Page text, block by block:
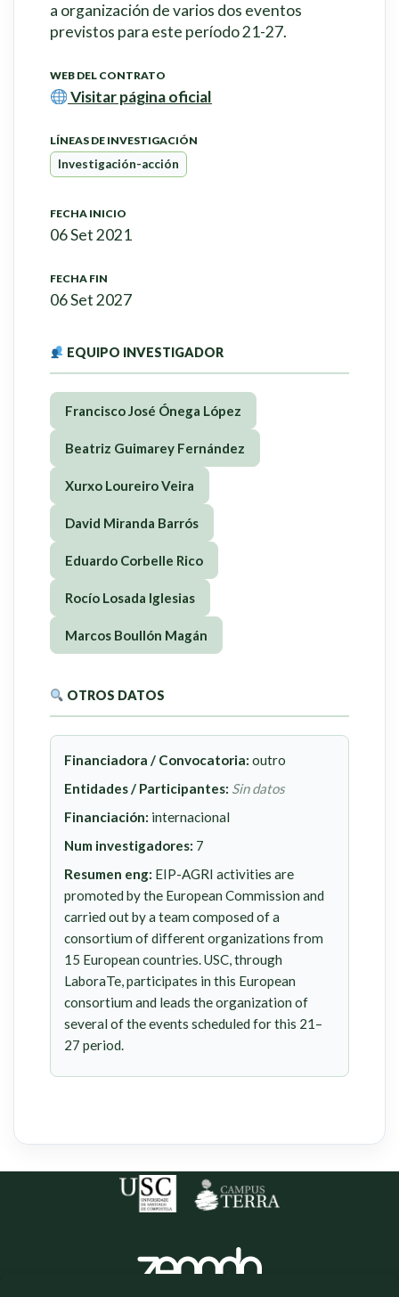
a organización de varios dos eventos
previstos para este período 21-27.
WEB DEL CONTRATO
Visitar página oficial
LÍNEAS DE INVESTIGACIÓN
Investigación-acción
FECHA INICIO
06 Set 2021
FECHA FIN
06 Set 2027
EQUIPO INVESTIGADOR
Francisco José Ónega López
Beatriz Guimarey Fernández
Xurxo Loureiro Veira
David Miranda Barrós
Eduardo Corbelle Rico
Rocío Losada Iglesias
Marcos Boullón Magán
OTROS DATOS
Financiadora / Convocatoria: outro
Entidades / Participantes: Sin datos
Financiación: internacional
Num investigadores: 7
Resumen eng: EIP-AGRI activities are
promoted by the European Commission and
carried out by a team composed of a
consortium of different organizations from
15 European countries. USC, through
LaboraTe, participates in this European
consortium and leads the organization of
several of the events scheduled for this 21–
27 period.